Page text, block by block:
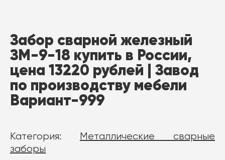
Забор сварной железный
ЗМ-9-18 купить в России,
цена 13220 рублей | Завод
по производству мебели
Вариант-999
Категория:
Металлические сварные
заборы